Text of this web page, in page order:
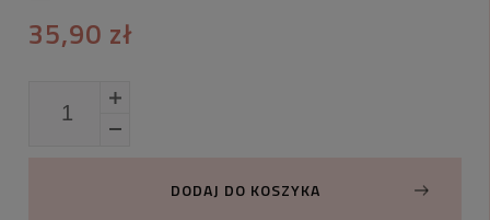
35,90 zł
DODAJ DO KOSZYKA